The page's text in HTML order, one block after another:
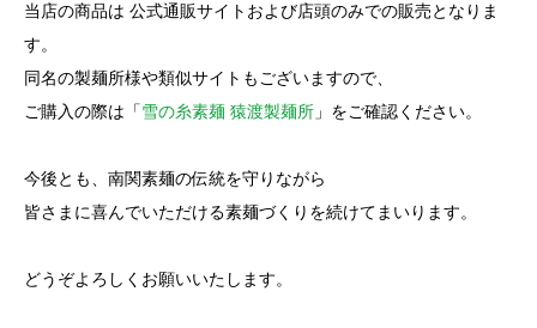
当店の商品は 公式通販サイトおよび店頭のみでの販売となりま
す。
同名の製麺所様や類似サイトもございますので、
ご購入の際は「 雪の糸素麺 猿渡製麺所 」をご確認ください。
今後とも、南関素麺の伝統を守りながら
皆さまに喜んでいただける素麺づくりを続けてまいります。
どうぞよろしくお願いいたします。